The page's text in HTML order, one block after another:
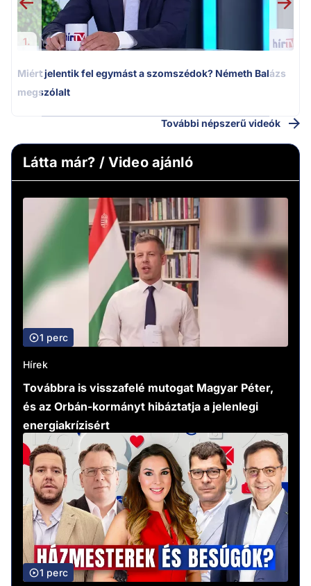
1.
Miért jelentik fel egymást a szomszédok? Németh Balázs
megszólalt
További népszerű videók
Látta már? / Video ajánló
1 perc
Hírek
Továbbra is visszafelé mutogat Magyar Péter,
és az Orbán-kormányt hibáztatja a jelenlegi
energiakrízisért
1 perc